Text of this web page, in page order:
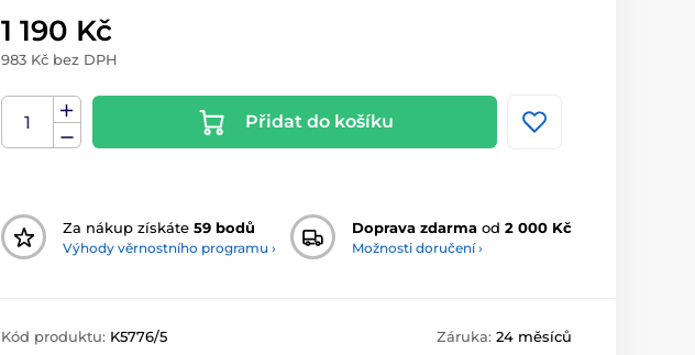
1 190 Kč
983 Kč bez DPH
Přidat do košíku
Za nákup získáte 59 bodů
Výhody věrnostního programu ›
Doprava zdarma od 2 000 Kč
Možnosti doručení ›
Kód produktu: K5776/5 Záruka: 24 měsíců